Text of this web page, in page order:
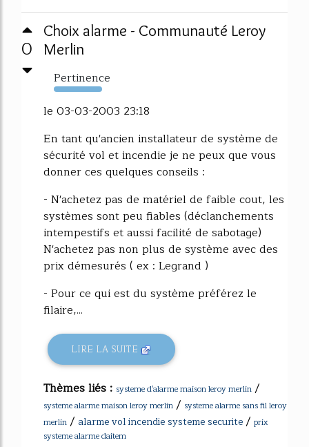
0
Choix alarme - Communauté Leroy
Merlin
Pertinence
787%
le 03-03-2003 23:18
En tant qu'ancien installateur de système de
sécurité vol et incendie je ne peux que vous
donner ces quelques conseils :
- N'achetez pas de matériel de faible cout, les
systèmes sont peu fiables (déclanchements
intempestifs et aussi facilité de sabotage)
N'achetez pas non plus de système avec des
prix démesurés ( ex : Legrand )
- Pour ce qui est du système préférez le
filaire,...
LIRE LA SUITE
Thèmes liés : systeme d'alarme maison leroy merlin /
systeme alarme maison leroy merlin / systeme alarme sans fil leroy
merlin / alarme vol incendie systeme securite/ prix
systeme alarme daitem